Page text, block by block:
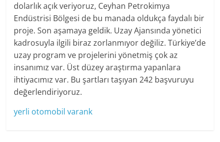
dolarlık açık veriyoruz, Ceyhan Petrokimya
Endüstrisi Bölgesi de bu manada oldukça faydalı bir
proje. Son aşamaya geldik. Uzay Ajansında yönetici
kadrosuyla ilgili biraz zorlanmıyor değiliz. Türkiye’de
uzay program ve projelerini yönetmiş çok az
insanımız var. Üst düzey araştırma yapanlara
ihtiyacımız var. Bu şartları taşıyan 242 başvuruyu
değerlendiriyoruz.
yerli otomobil varank